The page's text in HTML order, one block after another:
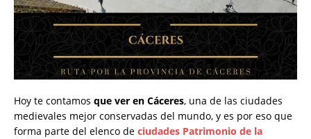
Hoy te contamos que ver en Cáceres, una de las ciudades
medievales mejor conservadas del mundo, y es por eso que
forma parte del elenco de ciudades Patrimonio de la